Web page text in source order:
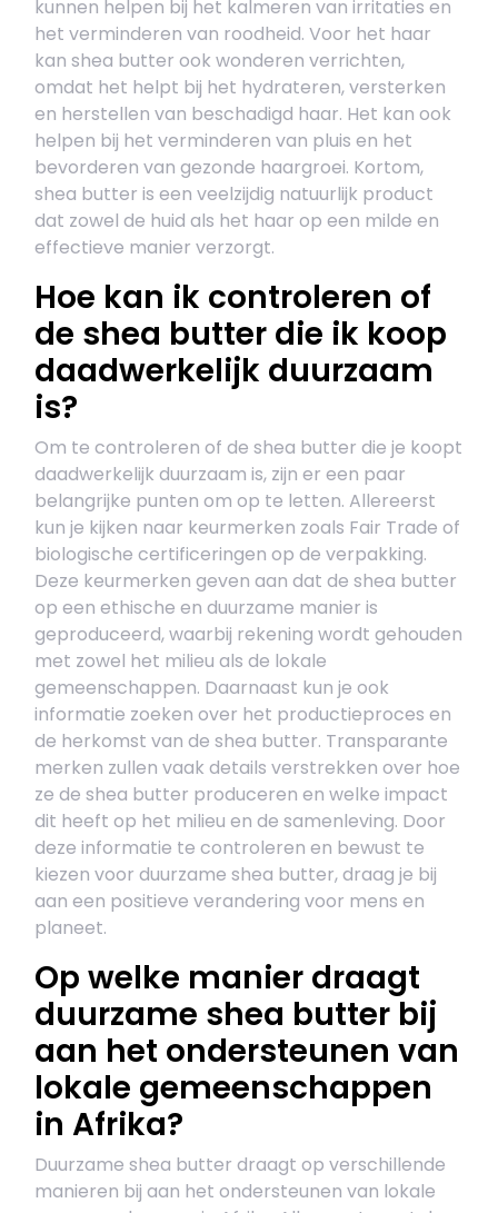
kunnen helpen bij het kalmeren van irritaties en
het verminderen van roodheid. Voor het haar
kan shea butter ook wonderen verrichten,
omdat het helpt bij het hydrateren, versterken
en herstellen van beschadigd haar. Het kan ook
helpen bij het verminderen van pluis en het
bevorderen van gezonde haargroei. Kortom,
shea butter is een veelzijdig natuurlijk product
dat zowel de huid als het haar op een milde en
effectieve manier verzorgt.
Hoe kan ik controleren of
de shea butter die ik koop
daadwerkelijk duurzaam
is?
Om te controleren of de shea butter die je koopt
daadwerkelijk duurzaam is, zijn er een paar
belangrijke punten om op te letten. Allereerst
kun je kijken naar keurmerken zoals Fair Trade of
biologische certificeringen op de verpakking.
Deze keurmerken geven aan dat de shea butter
op een ethische en duurzame manier is
geproduceerd, waarbij rekening wordt gehouden
met zowel het milieu als de lokale
gemeenschappen. Daarnaast kun je ook
informatie zoeken over het productieproces en
de herkomst van de shea butter. Transparante
merken zullen vaak details verstrekken over hoe
ze de shea butter produceren en welke impact
dit heeft op het milieu en de samenleving. Door
deze informatie te controleren en bewust te
kiezen voor duurzame shea butter, draag je bij
aan een positieve verandering voor mens en
planeet.
Op welke manier draagt
duurzame shea butter bij
aan het ondersteunen van
lokale gemeenschappen
in Afrika?
Duurzame shea butter draagt op verschillende
manieren bij aan het ondersteunen van lokale